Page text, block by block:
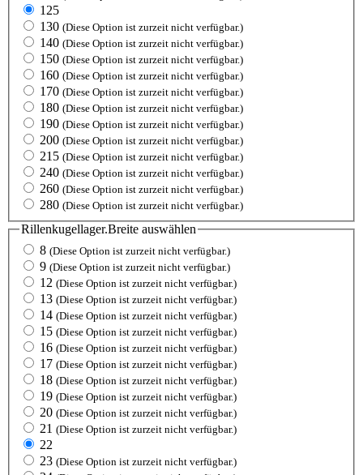
125
130 (Diese Option ist zurzeit nicht verfügbar.)
140 (Diese Option ist zurzeit nicht verfügbar.)
150 (Diese Option ist zurzeit nicht verfügbar.)
160 (Diese Option ist zurzeit nicht verfügbar.)
170 (Diese Option ist zurzeit nicht verfügbar.)
180 (Diese Option ist zurzeit nicht verfügbar.)
190 (Diese Option ist zurzeit nicht verfügbar.)
200 (Diese Option ist zurzeit nicht verfügbar.)
215 (Diese Option ist zurzeit nicht verfügbar.)
240 (Diese Option ist zurzeit nicht verfügbar.)
260 (Diese Option ist zurzeit nicht verfügbar.)
280 (Diese Option ist zurzeit nicht verfügbar.)
Rillenkugellager.Breite auswählen
8 (Diese Option ist zurzeit nicht verfügbar.)
9 (Diese Option ist zurzeit nicht verfügbar.)
12 (Diese Option ist zurzeit nicht verfügbar.)
13 (Diese Option ist zurzeit nicht verfügbar.)
14 (Diese Option ist zurzeit nicht verfügbar.)
15 (Diese Option ist zurzeit nicht verfügbar.)
16 (Diese Option ist zurzeit nicht verfügbar.)
17 (Diese Option ist zurzeit nicht verfügbar.)
18 (Diese Option ist zurzeit nicht verfügbar.)
19 (Diese Option ist zurzeit nicht verfügbar.)
20 (Diese Option ist zurzeit nicht verfügbar.)
21 (Diese Option ist zurzeit nicht verfügbar.)
22
23 (Diese Option ist zurzeit nicht verfügbar.)